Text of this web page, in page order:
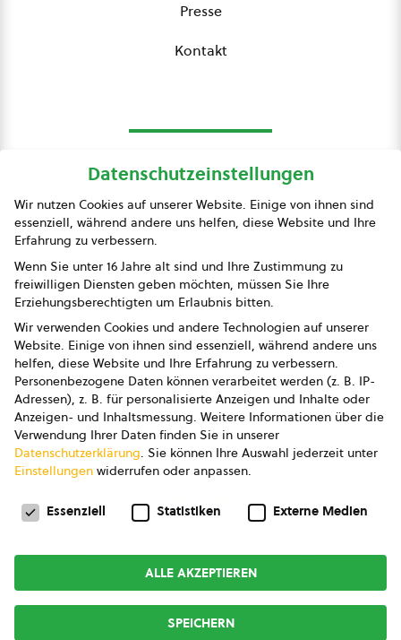
Presse
Kontakt
Presse
Impressum
Datenschutz
AGB
AGB Marketing GmbH
AGB Bildung
Newsletter
Copyright © 2026bio austria
Datenschutzeinstellungen
Wir nutzen Cookies auf unserer Website. Einige von ihnen sind
essenziell, während andere uns helfen, diese Website und Ihre
Erfahrung zu verbessern.
Wenn Sie unter 16 Jahre alt sind und Ihre Zustimmung zu
freiwilligen Diensten geben möchten, müssen Sie Ihre
Erziehungsberechtigten um Erlaubnis bitten.
Wir verwenden Cookies und andere Technologien auf unserer
Website. Einige von ihnen sind essenziell, während andere uns
helfen, diese Website und Ihre Erfahrung zu verbessern.
Personenbezogene Daten können verarbeitet werden (z. B. IP-
Adressen), z. B. für personalisierte Anzeigen und Inhalte oder
Anzeigen- und Inhaltsmessung. Weitere Informationen über die
Verwendung Ihrer Daten finden Sie in unserer
Datenschutzerklärung. Sie können Ihre Auswahl jederzeit unter
Einstellungen widerrufen oder anpassen.
Datenschutzeinstellungen
Essenziell Statistiken Externe Medien
ALLE AKZEPTIEREN
SPEICHERN